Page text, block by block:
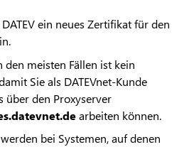
ein neues Zertifikat für den
den meisten Fällen ist kein
Sie als DATEVnet-Kunde
den Proxyserver
arbeiten können.
bei Systemen, auf denen